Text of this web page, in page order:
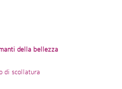
della bellezza
di scollatura